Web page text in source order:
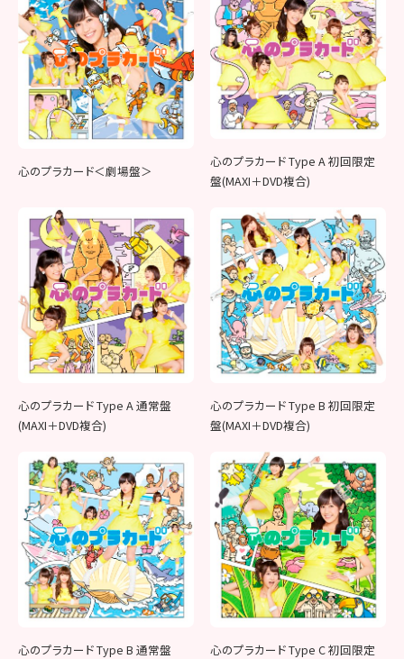
心のプラカード＜劇場盤＞
心のプラカード Type A 初回限定
盤(MAXI＋DVD複合)
心のプラカード Type A 通常盤
(MAXI＋DVD複合)
心のプラカード Type B 初回限定
盤(MAXI＋DVD複合)
心のプラカード Type B 通常盤
心のプラカード Type C 初回限定